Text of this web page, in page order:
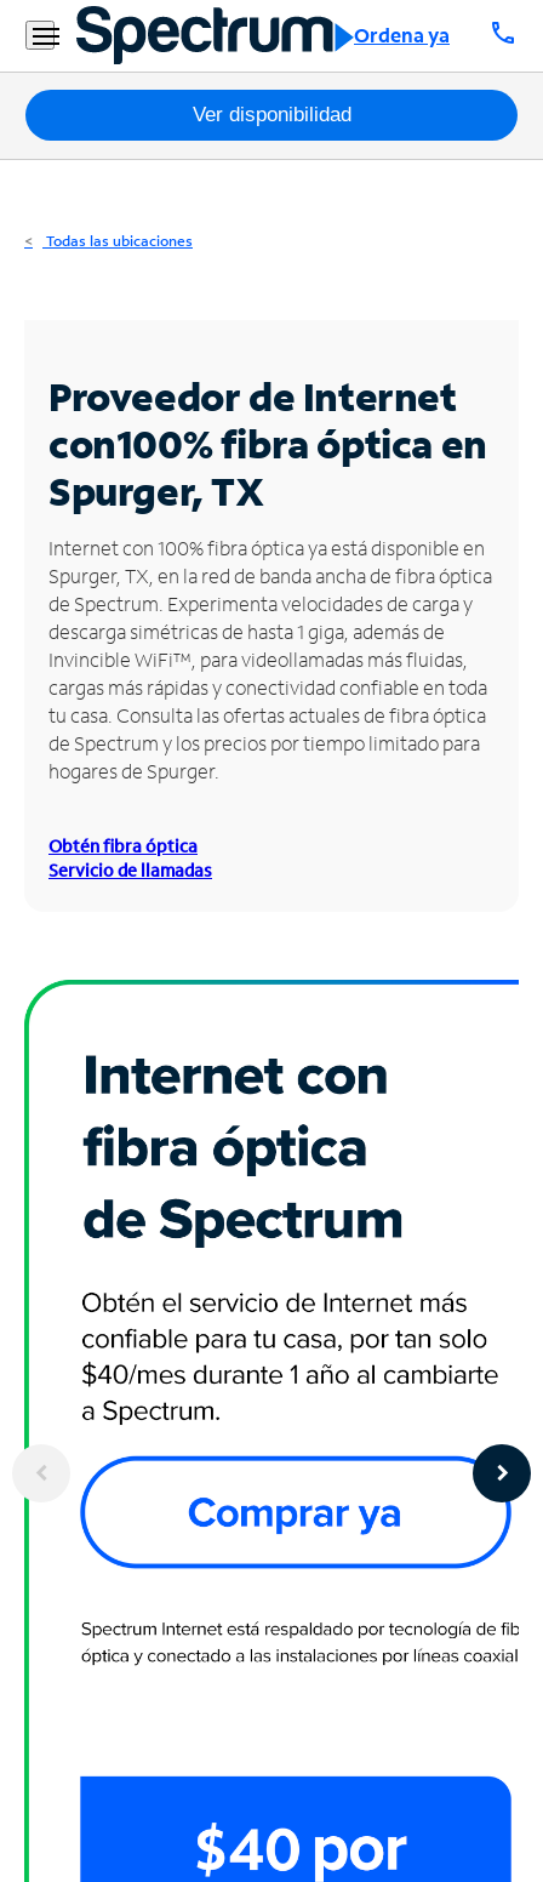
Ordena ya call
Residencial
Business
Paquetes
Internet
Business
Contáctanos
Inglés
Administrar
cuenta
Encuentra
una
tienda
Ver disponibilidad
Todas las ubicaciones
Proveedor de Internet
con100% fibra óptica en
Spurger, TX
Internet con 100% fibra óptica ya está disponible en
Spurger, TX, en la red de banda ancha de fibra óptica
de Spectrum. Experimenta velocidades de carga y
descarga simétricas de hasta 1 giga, además de
Invincible WiFi™, para videollamadas más fluidas,
cargas más rápidas y conectividad confiable en toda
tu casa. Consulta las ofertas actuales de fibra óptica
de Spectrum y los precios por tiempo limitado para
hogares de Spurger.
Obtén fibra óptica
Servicio de llamadas